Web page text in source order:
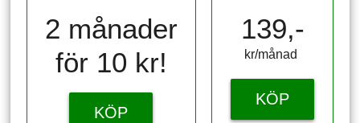
2 månader
för 10 kr!
KÖP
139,-
kr/månad ​​​​​​
KÖP